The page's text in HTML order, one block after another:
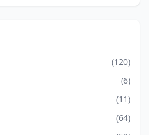
(120)
(6)
(11)
(64)